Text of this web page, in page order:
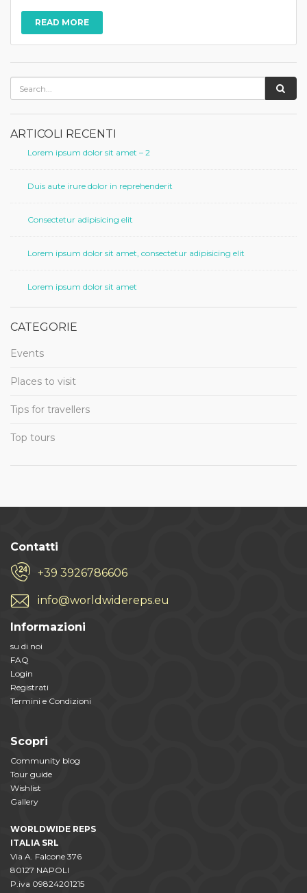
READ MORE
ARTICOLI RECENTI
Lorem ipsum dolor sit amet – 2
Duis aute irure dolor in reprehenderit
Consectetur adipisicing elit
Lorem ipsum dolor sit amet, consectetur adipisicing elit
Lorem ipsum dolor sit amet
CATEGORIE
Events
Places to visit
Tips for travellers
Top tours
Contatti
+39 3926786606
info@worldwidereps.eu
Informazioni
su di noi
FAQ
Login
Registrati
Termini e Condizioni
Scopri
Community blog
Tour guide
Wishlist
Gallery
WORLDWIDE REPS
ITALIA SRL
Via A. Falcone 376
80127 NAPOLI
P.iva 09824201215